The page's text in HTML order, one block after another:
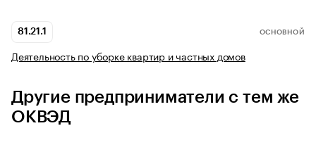
81.21.1 ОСНОВНОЙ
Деятельность по уборке квартир и частных домов
Другие предприниматели с тем же
ОКВЭД